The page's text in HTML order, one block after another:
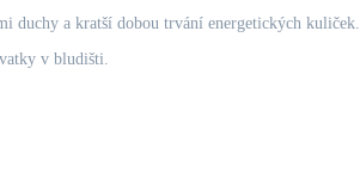
duchy a kratší dobou trvání energetických kuliček.
v bludišti.